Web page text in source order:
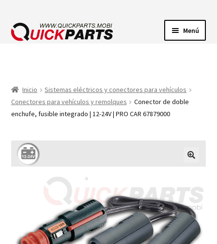
Menú
BOMBAS
Inicio
Sistemas eléctricos y conectores para vehículos
Conectores para vehículos y remolques
Conector de doble
enchufe, fusible integrado | 12-24V | PRO CAR 67879000